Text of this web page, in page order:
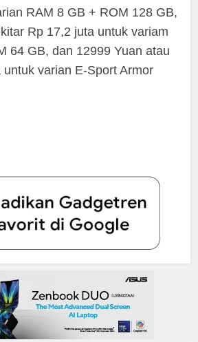
RAM 8 GB + ROM 128 GB,
Rp 17,2 juta untuk variam
64 GB, dan 12999 Yuan atau
varian E-Sport Armor